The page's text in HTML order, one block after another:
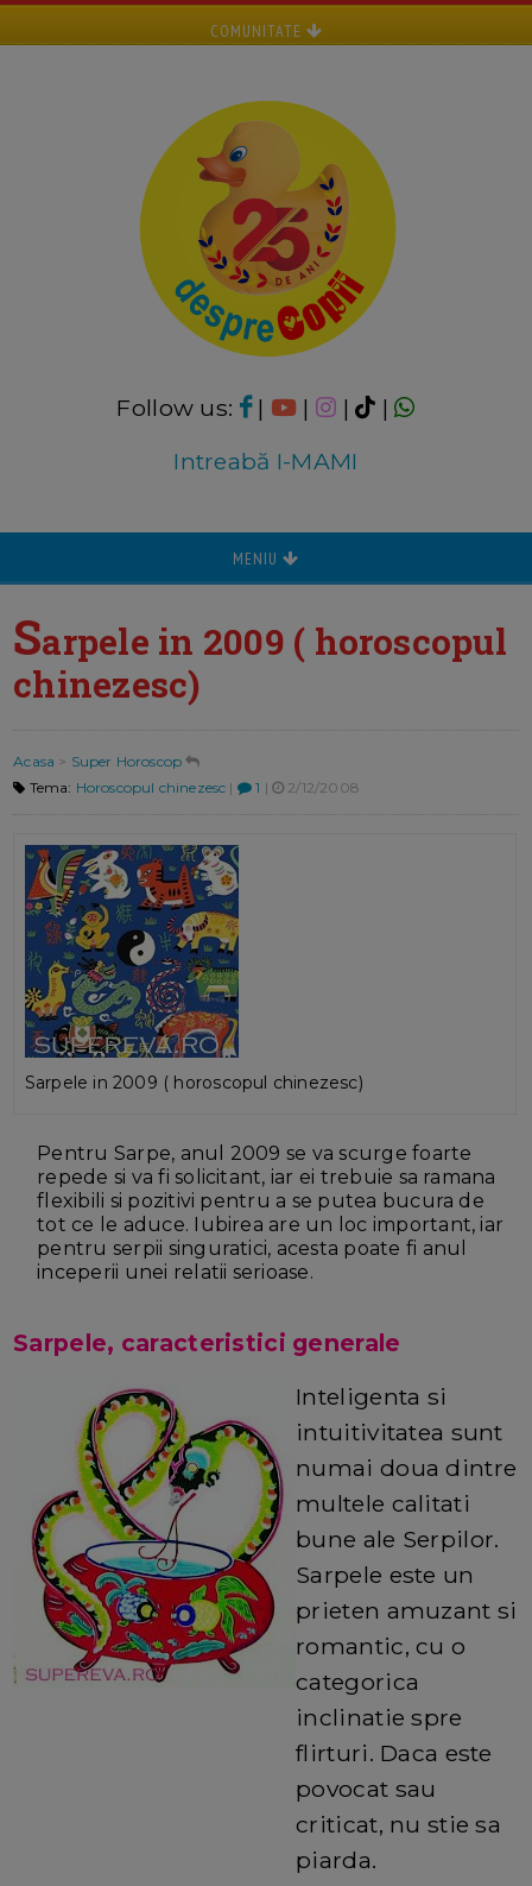
COMUNITATE
Follow us: | | |
|
Intreabă I-MAMI
MENIU
Sarpele in 2009 ( horoscopul
chinezesc)
Acasa > Super Horoscop
Tema: Horoscopul chinezesc | 1 | 2/12/2008
Sarpele in 2009 ( horoscopul chinezesc)
Pentru Sarpe, anul 2009 se va scurge foarte
repede si va fi solicitant, iar ei trebuie sa ramana
flexibili si pozitivi pentru a se putea bucura de
tot ce le aduce. Iubirea are un loc important, iar
pentru serpii singuratici, acesta poate fi anul
inceperii unei relatii serioase.
Sarpele, caracteristici generale
Inteligenta si
intuitivitatea sunt
numai doua dintre
multele calitati
bune ale Serpilor.
Sarpele este un
prieten amuzant si
romantic, cu o
categorica
inclinatie spre
flirturi. Daca este
povocat sau
criticat, nu stie sa
piarda.